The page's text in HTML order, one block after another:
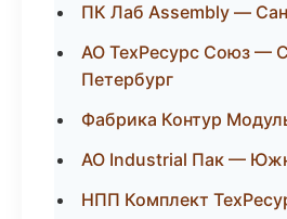
ПК Лаб Assembly —
АО ТехРесурс Союз —
Петербург
Фабрика Контур
АО Industrial Пак —
НПП Комплект